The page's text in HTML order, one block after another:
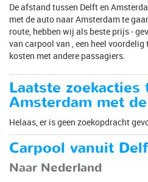
De afstand tussen Delft en
met de auto naar Amsterdam te
route, hebben wij als beste prijs -
van carpool van , een heel
kosten met andere passagiers.
Laatste
Amsterdam met
Helaas, er is geen zoekopdracht
Carpool vanuit
Naar Nederland